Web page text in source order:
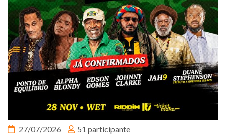
27/07/2026 51 participante